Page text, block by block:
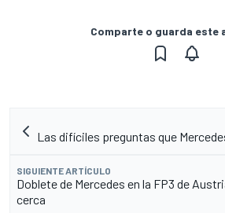
Comparte o guarda este
Las difíciles preguntas que
SIGUIENTE ARTÍCULO
Doblete de Mercedes en la FP3 de
cerca